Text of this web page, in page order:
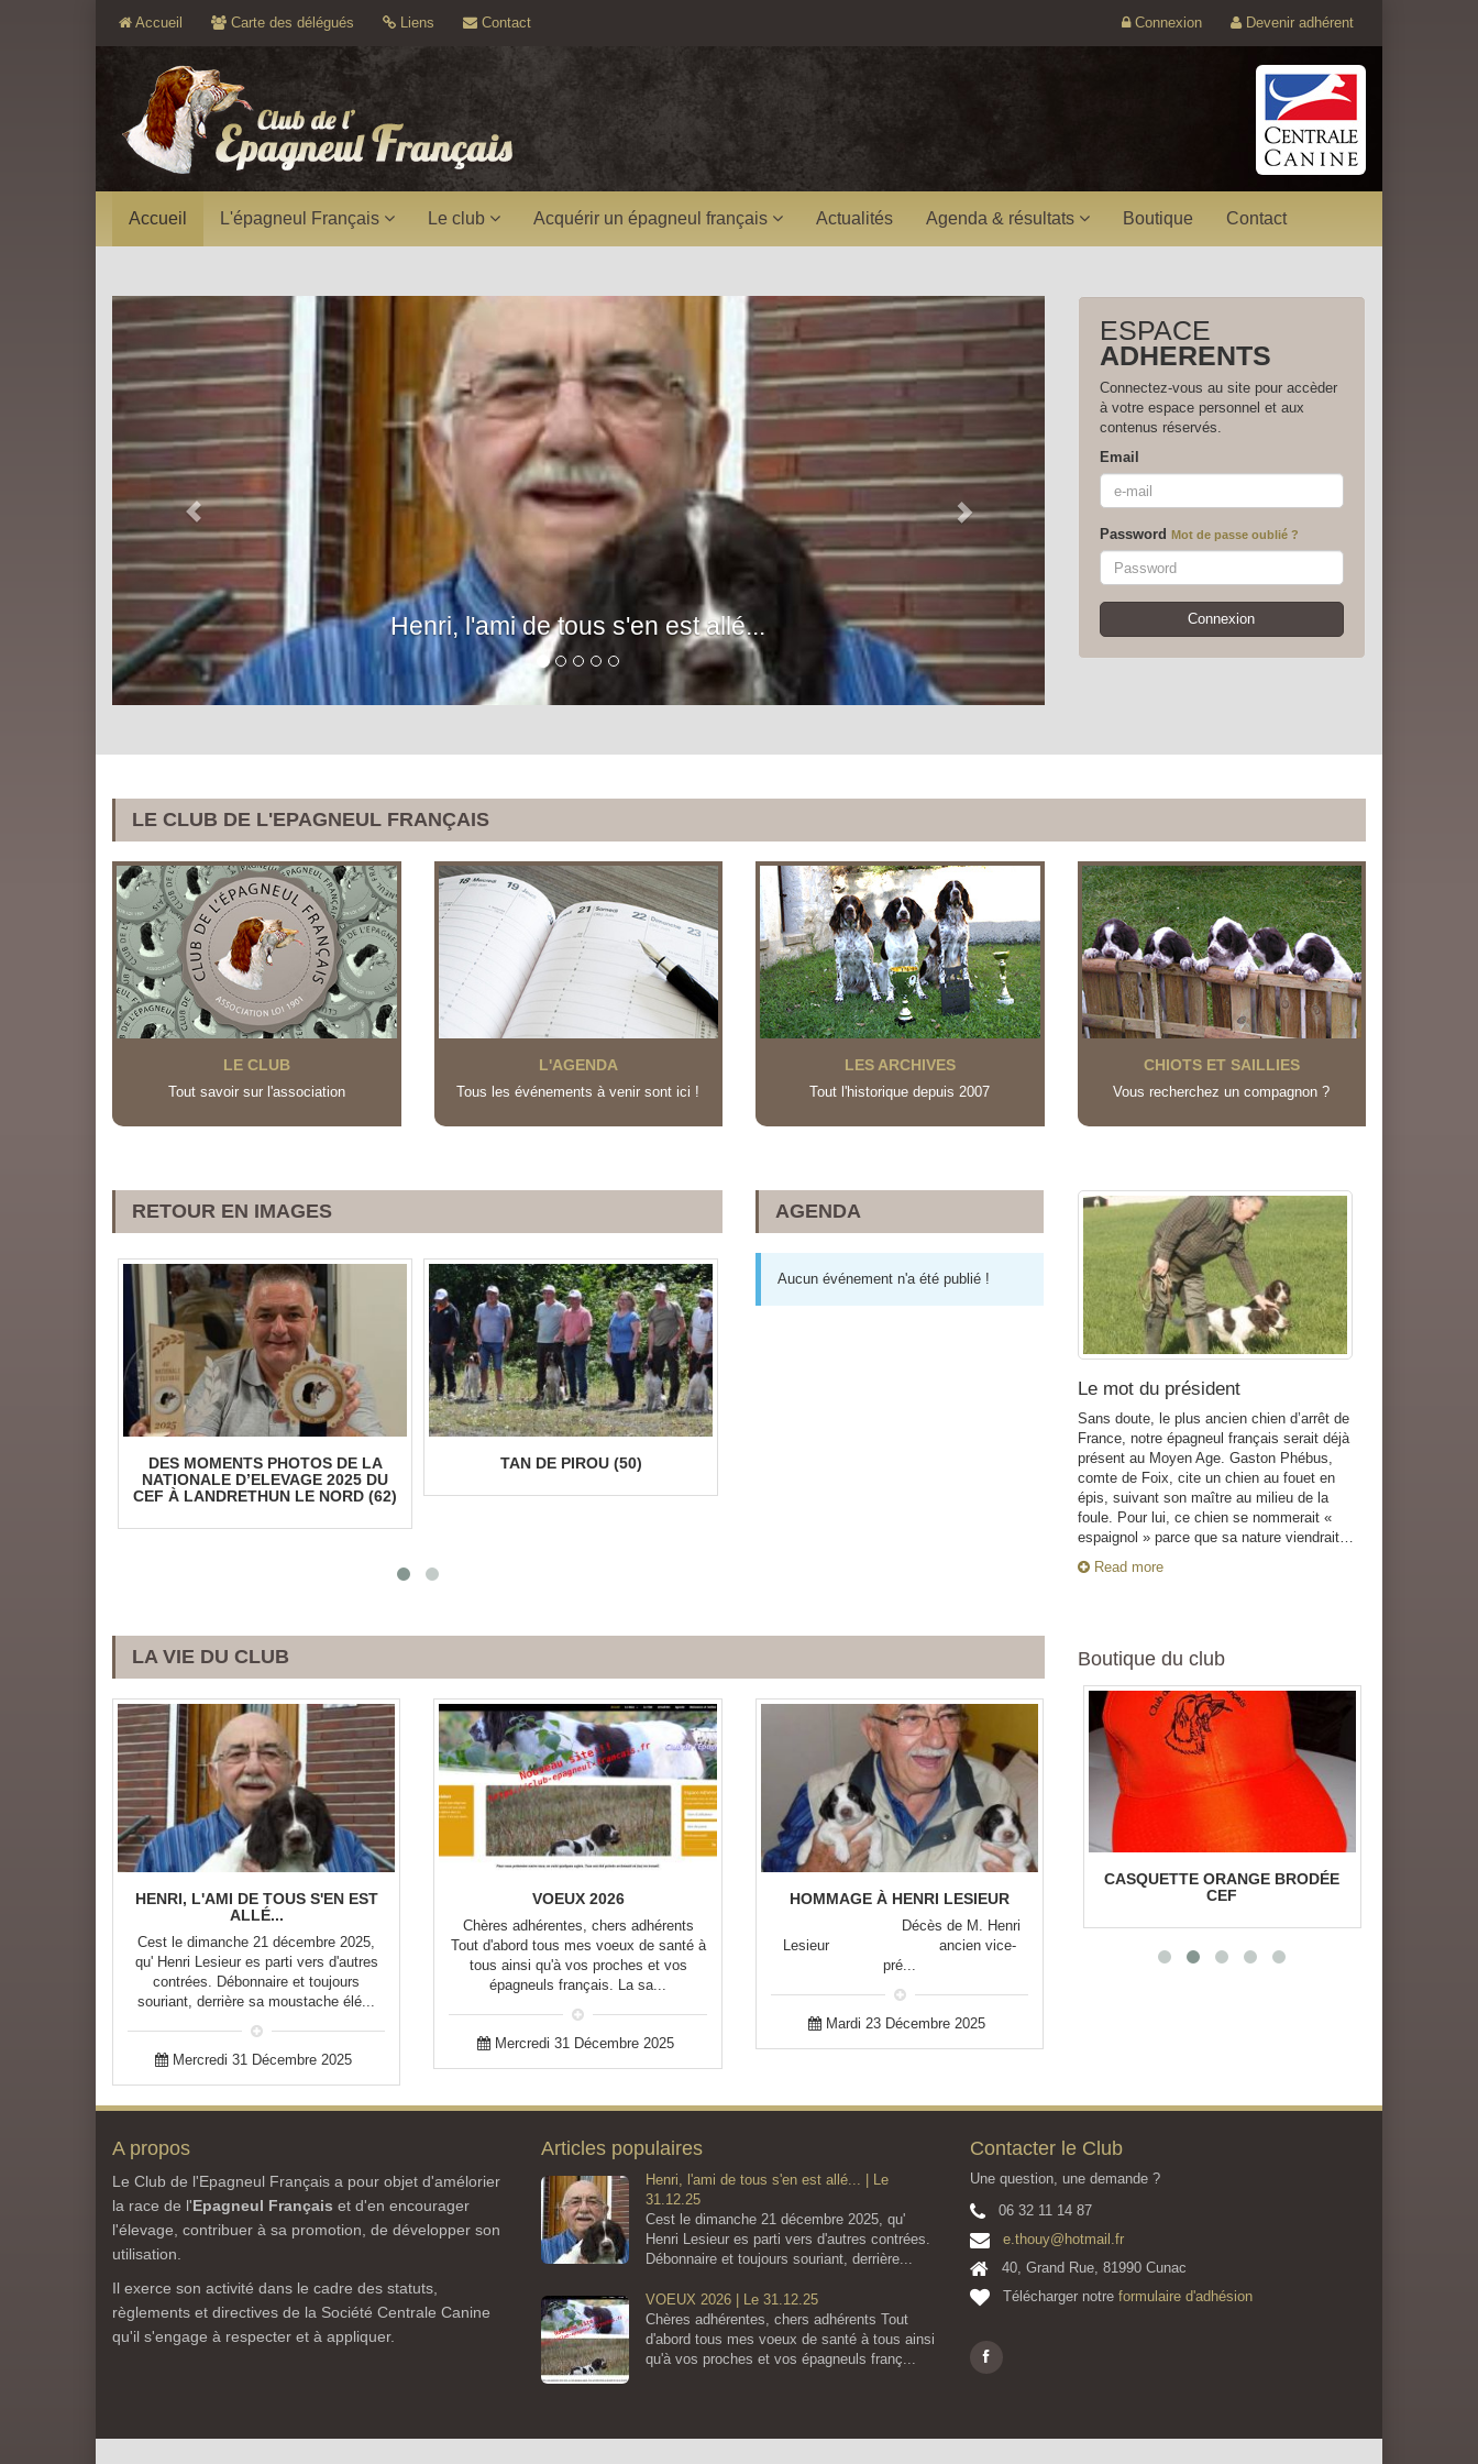
Accueil Carte des délégués Liens Contact Connexion Devenir adhérent
Accueil L'épagneul Français Le club Acquérir un épagneul français Actualités Agenda & résultats Boutique Contact
Henri, l'ami de tous s'en est allé... VOEUX 2026
ESPACE
ADHERENTS
Connectez-vous au site pour accèder
à votre espace personnel et aux
contenus réservés.
Email
Password Mot de passe oublié ?
Connexion
LE CLUB DE L'EPAGNEUL FRANÇAIS
LE CLUB
Tout savoir sur l'association
L'AGENDA
Tous les événements à venir sont ici !
LES ARCHIVES
Tout l'historique depuis 2007
CHIOTS ET SAILLIES
Vous recherchez un compagnon ?
RETOUR EN IMAGES
DES MOMENTS PHOTOS DE LA
NATIONALE D’ELEVAGE 2025 DU
CEF À LANDRETHUN LE NORD (62)
TAN DE PIROU (50)
AGENDA
Aucun événement n'a été publié !
LA VIE DU CLUB
HENRI, L'AMI DE TOUS S'EN EST
ALLÉ...
Cest le dimanche 21 décembre 2025,
qu' Henri Lesieur es parti vers d'autres
contrées. Débonnaire et toujours
souriant, derrière sa moustache élé...
Mercredi 31 Décembre 2025
VOEUX 2026
Chères adhérentes, chers adhérents
Tout d'abord tous mes voeux de santé à
tous ainsi qu'à vos proches et vos
épagneuls français. La sa...
Mercredi 31 Décembre 2025
HOMMAGE À HENRI LESIEUR
Décès de M. Henri
Lesieur ancien vice-
pré...
Mardi 23 Décembre 2025
Le mot du président
Sans doute, le plus ancien chien d’arrêt de
France, notre épagneul français serait déjà
présent au Moyen Age. Gaston Phébus,
comte de Foix, cite un chien au fouet en
épis, suivant son maître au milieu de la
foule. Pour lui, ce chien se nommerait «
espaignol » parce que sa nature viendrait…
Read more
Boutique du club
CASQUETTE ORANGE BRODÉE
CEF
A propos
Le Club de l'Epagneul Français a pour objet d'amélorier
la race de l'Epagneul Français et d'en encourager
l'élevage, contribuer à sa promotion, de développer son
utilisation.
Il exerce son activité dans le cadre des statuts,
règlements et directives de la Société Centrale Canine
qu'il s'engage à respecter et à appliquer.
Articles populaires
Henri, l'ami de tous s'en est allé... | Le
31.12.25
Cest le dimanche 21 décembre 2025, qu'
Henri Lesieur es parti vers d'autres contrées.
Débonnaire et toujours souriant, derrière...
VOEUX 2026 | Le 31.12.25
Chères adhérentes, chers adhérents Tout
d'abord tous mes voeux de santé à tous ainsi
qu'à vos proches et vos épagneuls franç...
Contacter le Club
Une question, une demande ?
06 32 11 14 87
e.thouy@hotmail.fr
40, Grand Rue, 81990 Cunac
Télécharger notre formulaire d'adhésion